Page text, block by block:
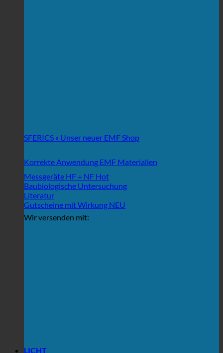
SFERICS » Unser neuer EMF Shop
Korrekte Anwendung EMF Materialien
Messgeräte HF + NF
Baubiologische Untersuchung
Literatur
Gutscheine mit Wirkung
Wir versenden mit:
LICHT